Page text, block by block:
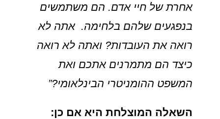
אחרת של חיי אדם. הם משתמשים
בנפגעים שלהם בלחימה. אתה לא
רואה את העובדות? ואתה לא רואה
כיצד הם מתמרנים אתכם ואת
המשפט ההומניטרי הבינלאומי?”
השאלה המוצלחת היא אם כן: